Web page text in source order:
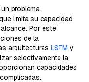
problema
limita su capacidad
Por este
de la
arquitecturas LSTM y
selectivamente la
capacidades